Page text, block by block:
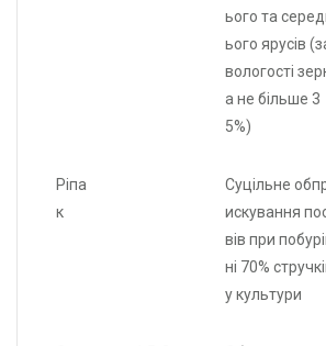
ього та
ього ярусів
вологості
а не більше 3
5%)
Ріпа
к
Суцільне
искування
вів при
ні 70%
у культури